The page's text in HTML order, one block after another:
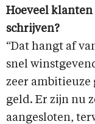
Hoeveel klanten
schrijven?
“Dat hangt af
snel
zeer ambitieuze
geld. Er zijn nu
aangesloten,